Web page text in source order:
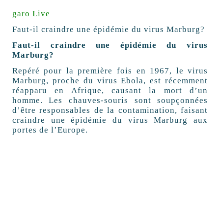
garo Live
Faut-il craindre une épidémie du virus Marburg?
Faut-il craindre une épidémie du virus
Marburg?
Repéré pour la première fois en 1967, le virus
Marburg, proche du virus Ebola, est récemment
réapparu en Afrique, causant la mort d’un
homme. Les chauves-souris sont soupçonnées
d’être responsables de la contamination, faisant
craindre une épidémie du virus Marburg aux
portes de l’Europe.